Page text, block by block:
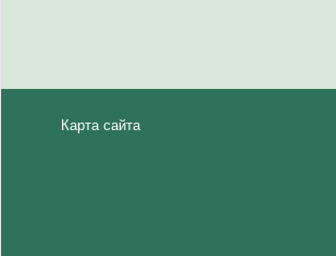
Карта сайта